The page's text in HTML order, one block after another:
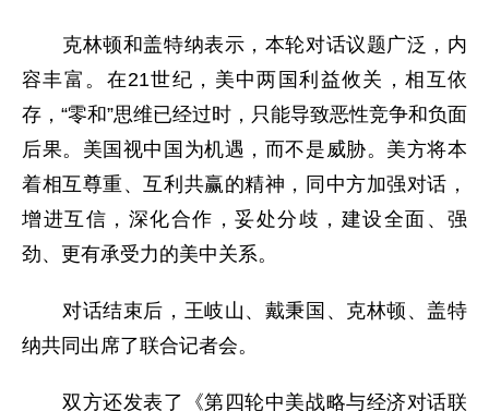
克林顿和盖特纳表示，本轮对话议题广泛，内
容丰富。在21世纪，美中两国利益攸关，相互依
存，“零和”思维已经过时，只能导致恶性竞争和负面
后果。美国视中国为机遇，而不是威胁。美方将本
着相互尊重、互利共赢的精神，同中方加强对话，
增进互信，深化合作，妥处分歧，建设全面、强
劲、更有承受力的美中关系。
对话结束后，王岐山、戴秉国、克林顿、盖特
纳共同出席了联合记者会。
双方还发表了《第四轮中美战略与经济对话联